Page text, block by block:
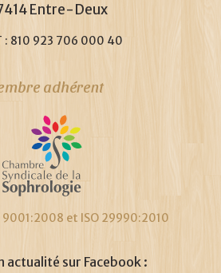
Entre-Deux
: 810 923 706 000 40
adhérent
9001:2008 et ISO 29990:2010
actualité sur Facebook :